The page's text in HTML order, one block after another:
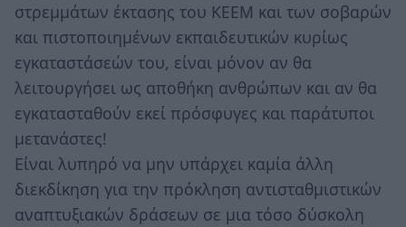
στρεμμάτων έκτασης του ΚΕΕΜ και των σοβαρών
και πιστοποιημένων εκπαιδευτικών κυρίως
εγκαταστάσεών του, είναι μόνον αν θα
λειτουργήσει ως αποθήκη ανθρώπων και αν θα
εγκατασταθούν εκεί πρόσφυγες και παράτυποι
μετανάστες!
Είναι λυπηρό να μην υπάρχει καμία άλλη
διεκδίκηση για την πρόκληση αντισταθμιστικών
αναπτυξιακών δράσεων σε μια τόσο δύσκολη